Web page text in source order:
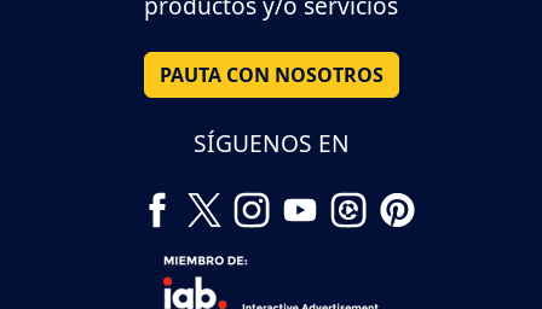
PAUTA CON NOSOTROS
SÍGUENOS EN